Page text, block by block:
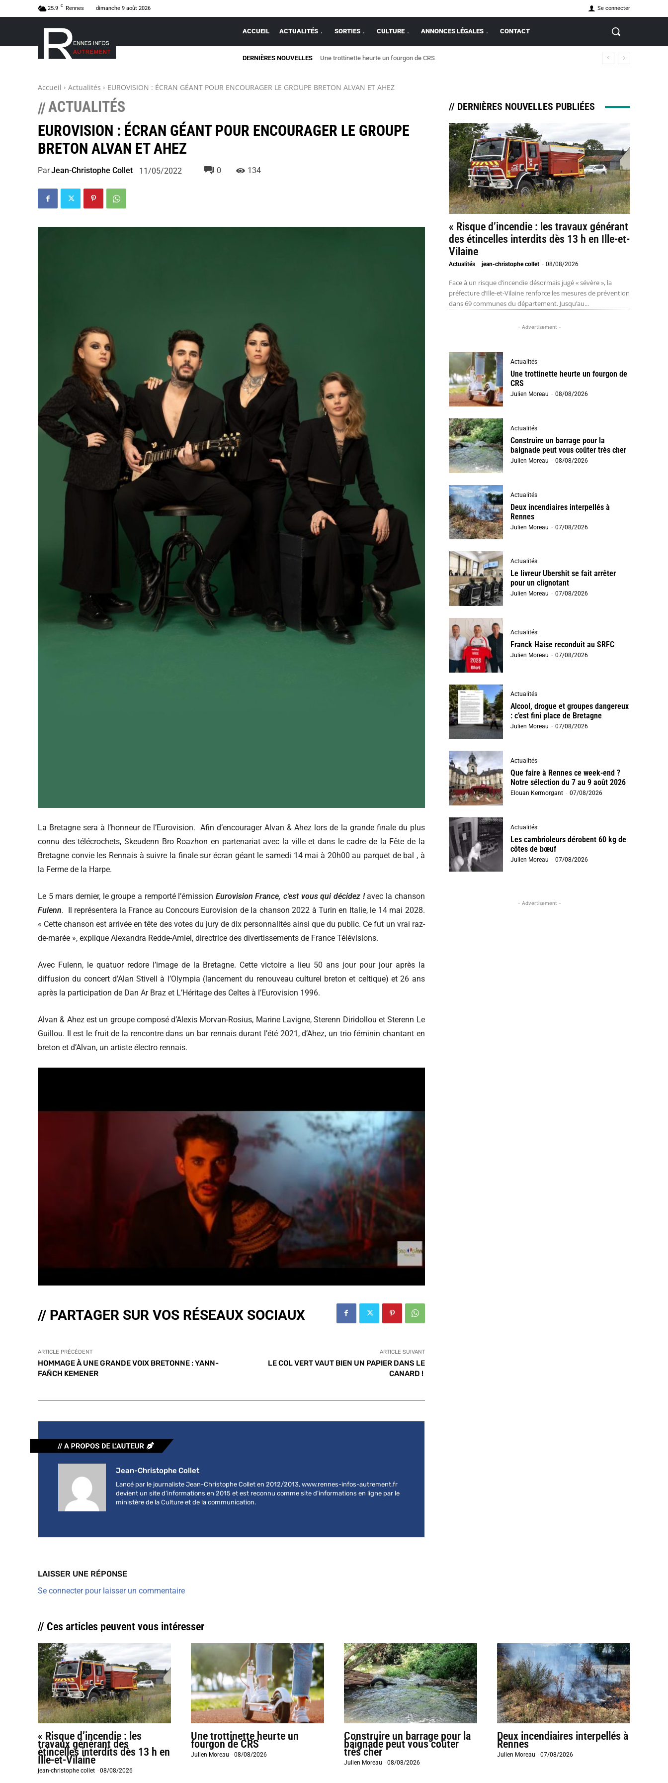
25.9 C Rennes dimanche 9 août 2026 Se connecter
ACCUEIL ACTUALITÉS SORTIES CULTURE ANNONCES LÉGALES CONTACT
DERNIÈRES NOUVELLESUne trottinette heurte un fourgon de CRS
Construire un barrage pour la baignade peut vous coûter très cher
Accueil Actualités EUROVISION : ÉCRAN GÉANT POUR ENCOURAGER LE GROUPE BRETON ALVAN ET AHEZ
//ACTUALITÉS
EUROVISION : ÉCRAN GÉANT POUR ENCOURAGER LE GROUPE
BRETON ALVAN ET AHEZ
ParJean-Christophe Collet 11/05/2022 0 134
La Bretagne sera à l’honneur de l’Eurovision. Afin d’encourager Alvan & Ahez lors de la grande finale du plus
connu des télécrochets, Skeudenn Bro Roazhon en partenariat avec la ville et dans le cadre de la Fête de la
Bretagne convie les Rennais à suivre la finale sur écran géant le samedi 14 mai à 20h00 au parquet de bal , à
la Ferme de la Harpe.
Le 5 mars dernier, le groupe a remporté l’émission Eurovision France, c’est vous qui décidez !avec la chanson
Fulenn. Il représentera la France au Concours Eurovision de la chanson 2022 à Turin en Italie, le 14 mai 2028.
« Cette chanson est arrivée en tête des votes du jury de dix personnalités ainsi que du public. Ce fut un vrai raz-
de-marée », explique Alexandra Redde-Amiel, directrice des divertissements de France Télévisions.
Avec Fulenn, le quatuor redore l’image de la Bretagne. Cette victoire a lieu 50 ans jour pour jour après la
diffusion du concert d’Alan Stivell à l’Olympia (lancement du renouveau culturel breton et celtique) et 26 ans
après la participation de Dan Ar Braz et L’Héritage des Celtes à l’Eurovision 1996.
Alvan & Ahez est un groupe composé d’Alexis Morvan-Rosius, Marine Lavigne, Sterenn Diridollou et Sterenn Le
Guillou. Il est le fruit de la rencontre dans un bar rennais durant l’été 2021, d’Ahez, un trio féminin chantant en
breton et d’Alvan, un artiste électro rennais.
// PARTAGER SUR VOS RÉSEAUX SOCIAUX
ARTICLE PRÉCÉDENT
HOMMAGE À UNE GRANDE VOIX BRETONNE : YANN-
FAÑCH KEMENER
ARTICLE SUIVANT
LE COL VERT VAUT BIEN UN PAPIER DANS LE
CANARD !
Jean-Christophe Collet
Lancé par le journaliste Jean-Christophe Collet en 2012/2013, www.rennes-infos-autrement.fr
devient un site d’informations en 2015 et est reconnu comme site d’informations en ligne par le
ministère de la Culture et de la communication.
LAISSER UNE RÉPONSE
Se connecter pour laisser un commentaire
// DERNIÈRES NOUVELLES PUBLIÉES
« Risque d’incendie : les travaux générant
des étincelles interdits dès 13 h en Ille-et-
Vilaine
Actualités jean-christophe collet - 08/08/2026
Face à un risque d’incendie désormais jugé « sévère », la
préfecture d’Ille-et-Vilaine renforce les mesures de prévention
dans 69 communes du département. Jusqu’au...
- Advertisement -
Actualités
Une trottinette heurte un fourgon de
CRS
Julien Moreau - 08/08/2026
Actualités
Construire un barrage pour la
baignade peut vous coûter très cher
Julien Moreau - 08/08/2026
Actualités
Deux incendiaires interpellés à
Rennes
Julien Moreau - 07/08/2026
Actualités
Le livreur Ubershit se fait arrêter
pour un clignotant
Julien Moreau - 07/08/2026
Actualités
Franck Haise reconduit au SRFC
Julien Moreau - 07/08/2026
Actualités
Alcool, drogue et groupes dangereux
: c’est fini place de Bretagne
Julien Moreau - 07/08/2026
Actualités
Que faire à Rennes ce week-end ?
Notre sélection du 7 au 9 août 2026
Elouan Kermorgant - 07/08/2026
Actualités
Les cambrioleurs dérobent 60 kg de
côtes de bœuf
Julien Moreau - 07/08/2026
- Advertisement -
// Ces articles peuvent vous intéresser
« Risque d’incendie : les
travaux générant des
étincelles interdits dès 13 h en
Ille-et-Vilaine
jean-christophe collet -08/08/2026
Une trottinette heurte un
fourgon de CRS
Julien Moreau -08/08/2026
Construire un barrage pour la
baignade peut vous coûter
très cher
Julien Moreau -08/08/2026
Deux incendiaires interpellés à
Rennes
Julien Moreau -07/08/2026